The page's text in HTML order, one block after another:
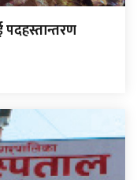
पदहस्तान्तरण